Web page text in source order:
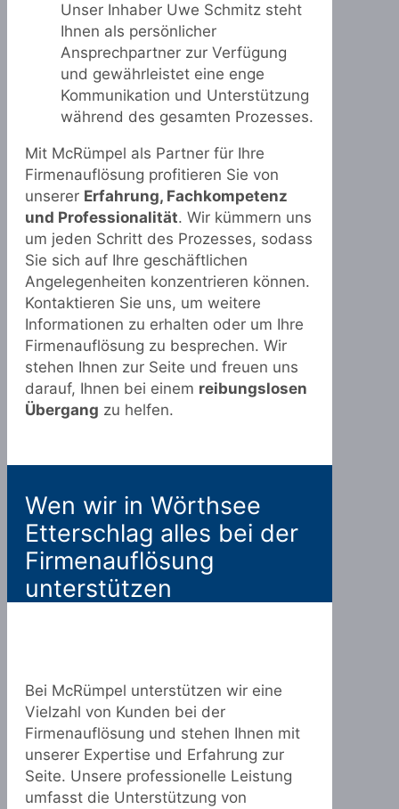
Unser Inhaber Uwe Schmitz steht
Ihnen als persönlicher
Ansprechpartner zur Verfügung
und gewährleistet eine enge
Kommunikation und Unterstützung
während des gesamten Prozesses.
Mit McRümpel als Partner für Ihre
Firmenauflösung profitieren Sie von
unserer Erfahrung, Fachkompetenz
und Professionalität. Wir kümmern uns
um jeden Schritt des Prozesses, sodass
Sie sich auf Ihre geschäftlichen
Angelegenheiten konzentrieren können.
Kontaktieren Sie uns, um weitere
Informationen zu erhalten oder um Ihre
Firmenauflösung zu besprechen. Wir
stehen Ihnen zur Seite und freuen uns
darauf, Ihnen bei einem reibungslosen
Übergang zu helfen.
Wen wir in Wörthsee
Etterschlag alles bei der
Firmenauflösung
unterstützen
Bei McRümpel unterstützen wir eine
Vielzahl von Kunden bei der
Firmenauflösung und stehen Ihnen mit
unserer Expertise und Erfahrung zur
Seite. Unsere professionelle Leistung
umfasst die Unterstützung von